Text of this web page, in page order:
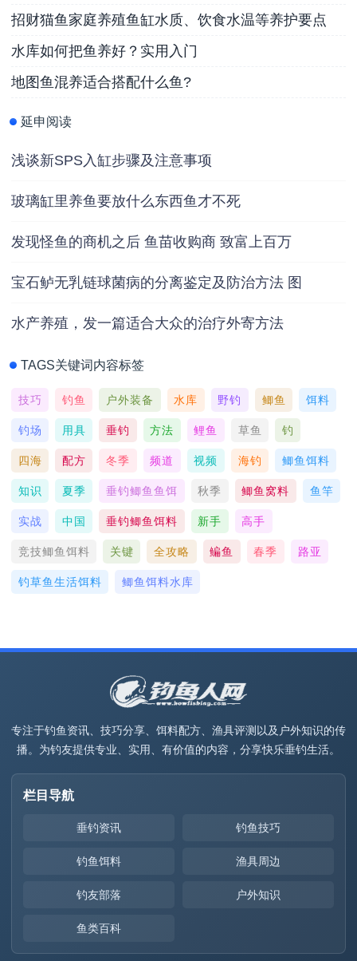
招财猫鱼家庭养殖鱼缸水质、饮食水温等养护要点
水库如何把鱼养好？实用入门
地图鱼混养适合搭配什么鱼?
延申阅读
浅谈新SPS入缸步骤及注意事项
玻璃缸里养鱼要放什么东西鱼才不死
发现怪鱼的商机之后 鱼苗收购商 致富上百万
宝石鲈无乳链球菌病的分离鉴定及防治方法 图
水产养殖，发一篇适合大众的治疗外寄方法
TAGS关键词内容标签
技巧 钓鱼 户外装备 水库 野钓 鲫鱼 饵料
钓场 用具 垂钓 方法 鲤鱼 草鱼 钓
四海 配方 冬季 频道 视频 海钓 鲫鱼饵料
知识 夏季 垂钓鲫鱼鱼饵 秋季 鲫鱼窝料 鱼竿
实战 中国 垂钓鲫鱼饵料 新手 高手
竞技鲫鱼饵料 关键 全攻略 鳊鱼 春季 路亚
钓草鱼生活饵料 鲫鱼饵料水库
专注于钓鱼资讯、技巧分享、饵料配方、渔具评测以及户外知识的传
播。为钓友提供专业、实用、有价值的内容，分享快乐垂钓生活。
栏目导航
垂钓资讯 钓鱼技巧
钓鱼饵料 渔具周边
钓友部落 户外知识
鱼类百科